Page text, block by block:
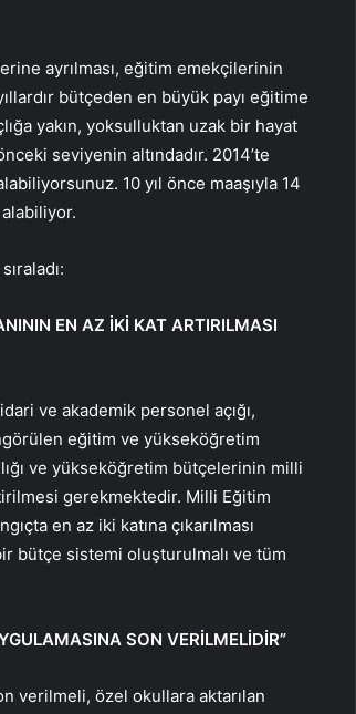
ayrılması, eğitim emekçilerinin
bütçeden en büyük payı eğitime
yakın, yoksulluktan uzak bir hayat
seviyenin altındadır. 2014’te
10 yıl önce maaşıyla 14
EN AZ İKİ KAT ARTIRILMASI
ve akademik personel açığı,
eğitim ve yükseköğretim
ve yükseköğretim bütçelerinin milli
gerekmektedir. Milli Eğitim
en az iki katına çıkarılması
bütçe sistemi oluşturulmalı ve tüm
SON VERİLMELİDİR”
verilmeli, özel okullara aktarılan